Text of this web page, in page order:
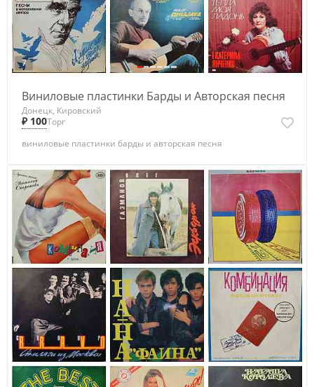
7
Виниловые пластинки Барды и Авторская песня
Донецк, Кировский
₽ 100Торг
виниловые пластинки барды и авторская песня